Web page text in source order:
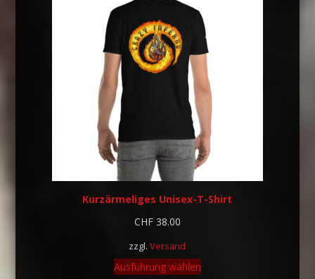
Kurzärmeliges Unisex-T-Shirt
CHF38.00
zzgl.Versand
Ausführung wählen